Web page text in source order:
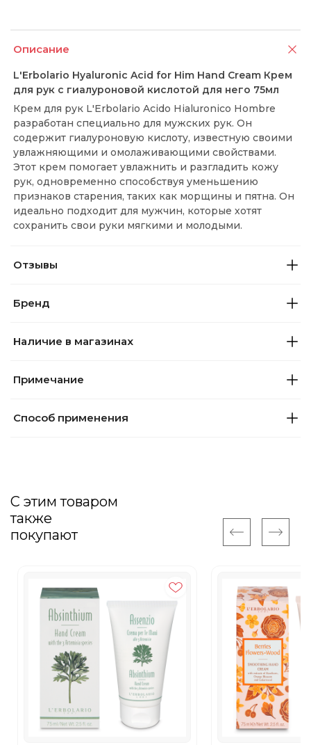
Описание
L'Erbolario Hyaluronic Acid for Him Hand Cream Крем
для рук с гиалуроновой кислотой для него 75мл
Крем для рук L'Erbolario Acido Hialuronico Hombre
разработан специально для мужских рук. Он
содержит гиалуроновую кислоту, известную своими
увлажняющими и омолаживающими свойствами.
Этот крем помогает увлажнить и разгладить кожу
рук, одновременно способствуя уменьшению
признаков старения, таких как морщины и пятна. Он
идеально подходит для мужчин, которые хотят
сохранить свои руки мягкими и молодыми.
Отзывы
Бренд
Наличие в магазинах
Примечание
Способ применения
С этим товаром
также
покупают